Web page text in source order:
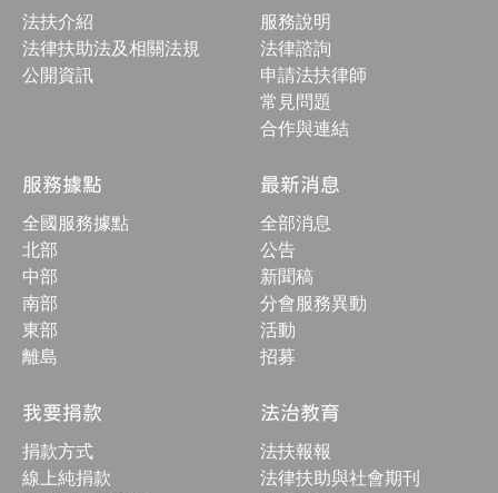
合
按
鈕
法扶介紹
法律扶助法及相關法規
公開資訊
服務說明
法律諮詢
申請法扶律師
常見問題
合作與連結
服務據點
全國服務據點
北部
中部
南部
東部
離島
最新消息
全部消息
公告
新聞稿
分會服務異動
活動
招募
我要捐款
捐款方式
線上純捐款
法治教育
法扶報報
法律扶助與社會期刊